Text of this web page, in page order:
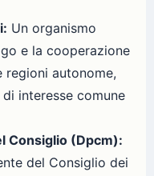
Un organismo
e la cooperazione
autonome,
interesse comune
Consiglio (Dpcm):
del Consiglio dei